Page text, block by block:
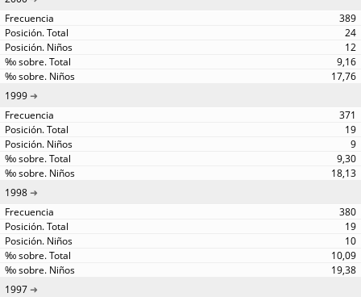
389
24
12
9,16
17,76
1999
371
19
9
9,30
18,13
1998
380
19
10
10,09
19,38
1997